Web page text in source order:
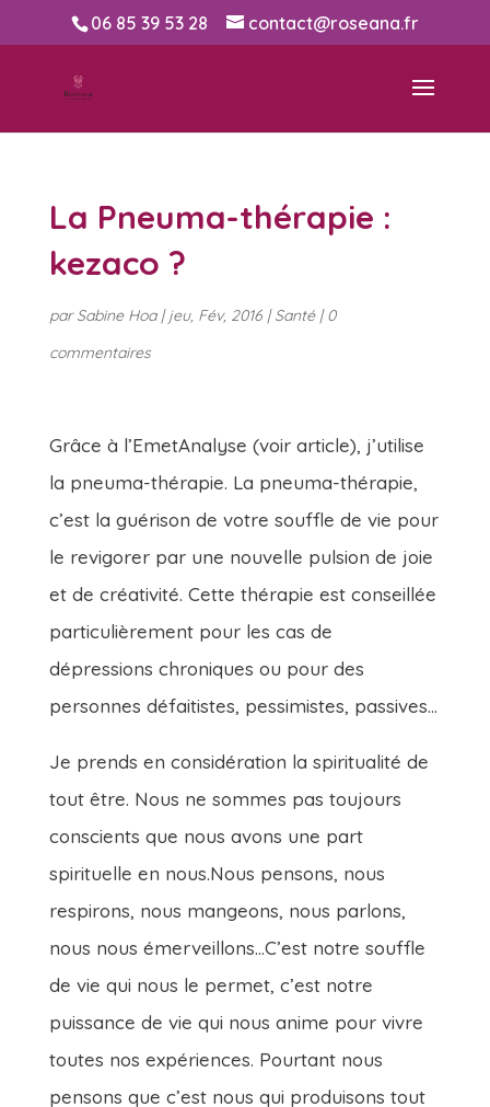
06 85 39 53 28 contact@roseana.fr
La Pneuma-thérapie :
kezaco ?
parSabine Hoa|jeu, Fév, 2016|Santé|0
commentaires
Grâce à l’EmetAnalyse (voir article), j’utilise
la pneuma-thérapie. La pneuma-thérapie,
c’est la guérison de votre souffle de vie pour
le revigorer par une nouvelle pulsion de joie
et de créativité. Cette thérapie est conseillée
particulièrement pour les cas de
dépressions chroniques ou pour des
personnes défaitistes, pessimistes, passives…
Je prends en considération la spiritualité de
tout être. Nous ne sommes pas toujours
conscients que nous avons une part
spirituelle en nous.Nous pensons, nous
respirons, nous mangeons, nous parlons,
nous nous émerveillons…C’est notre souffle
de vie qui nous le permet, c’est notre
puissance de vie qui nous anime pour vivre
toutes nos expériences. Pourtant nous
pensons que c’est nous qui produisons tout